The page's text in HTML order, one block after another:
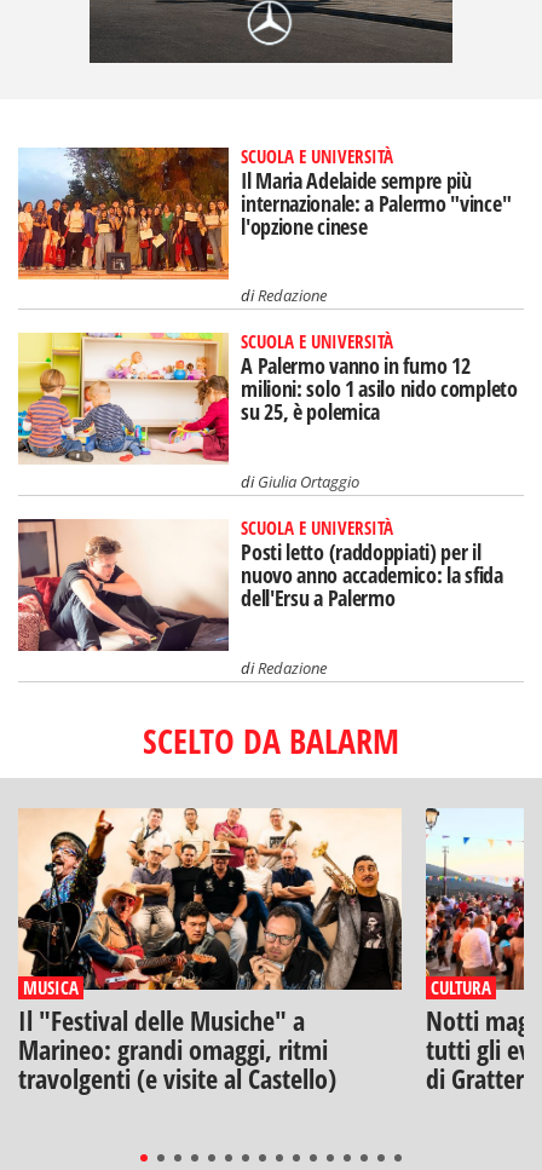
SCUOLA E UNIVERSITÀ
Il Maria Adelaide sempre più
internazionale: a Palermo "vince"
l'opzione cinese
diRedazione
SCUOLA E UNIVERSITÀ
A Palermo vanno in fumo 12
milioni: solo 1 asilo nido completo
su 25, è polemica
diGiulia Ortaggio
SCUOLA E UNIVERSITÀ
Posti letto (raddoppiati) per il
nuovo anno accademico: la sfida
dell'Ersu a Palermo
diRedazione
SCELTO DA BALARM
MUSICA
Il "Festival delle Musiche" a
Marineo: grandi omaggi, ritmi
travolgenti (e visite al Castello)
CULTURA
Notti
tutti gli
di Gratteri